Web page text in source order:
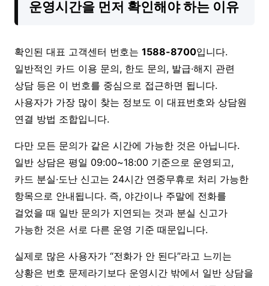
운영시간을 먼저 확인해야 하는 이유
확인된 대표 고객센터 번호는 1588-8700입니다.
일반적인 카드 이용 문의, 한도 문의, 발급·해지 관련
상담 등은 이 번호를 중심으로 접근하면 됩니다.
사용자가 가장 많이 찾는 정보도 이 대표번호와 상담원
연결 방법 조합입니다.
다만 모든 문의가 같은 시간에 가능한 것은 아닙니다.
일반 상담은 평일 09:00~18:00 기준으로 운영되고,
카드 분실·도난 신고는 24시간 연중무휴로 처리 가능한
항목으로 안내됩니다. 즉, 야간이나 주말에 전화를
걸었을 때 일반 문의가 지연되는 것과 분실 신고가
가능한 것은 서로 다른 운영 기준 때문입니다.
실제로 많은 사용자가 “전화가 안 된다”라고 느끼는
상황은 번호 문제라기보다 운영시간 밖에서 일반 상담을